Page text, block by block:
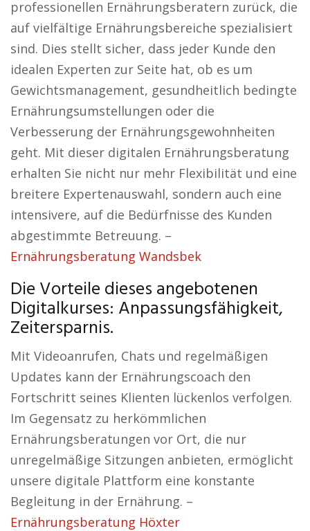
professionellen Ernährungsberatern zurück, die
auf vielfältige Ernährungsbereiche spezialisiert
sind. Dies stellt sicher, dass jeder Kunde den
idealen Experten zur Seite hat, ob es um
Gewichtsmanagement, gesundheitlich bedingte
Ernährungsumstellungen oder die
Verbesserung der Ernährungsgewohnheiten
geht. Mit dieser digitalen Ernährungsberatung
erhalten Sie nicht nur mehr Flexibilität und eine
breitere Expertenauswahl, sondern auch eine
intensivere, auf die Bedürfnisse des Kunden
abgestimmte Betreuung. –
Ernährungsberatung Wandsbek
Die Vorteile dieses angebotenen
Digitalkurses: Anpassungsfähigkeit,
Zeitersparnis.
Mit Videoanrufen, Chats und regelmäßigen
Updates kann der Ernährungscoach den
Fortschritt seines Klienten lückenlos verfolgen.
Im Gegensatz zu herkömmlichen
Ernährungsberatungen vor Ort, die nur
unregelmäßige Sitzungen anbieten, ermöglicht
unsere digitale Plattform eine konstante
Begleitung in der Ernährung. –
Ernährungsberatung Höxter